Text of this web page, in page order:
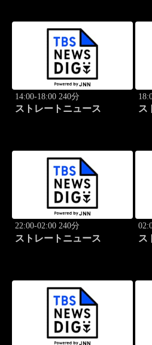
14:00-18:00 240分
ストレートニュース ス
22:00-02:00 240分
ストレートニュース ス